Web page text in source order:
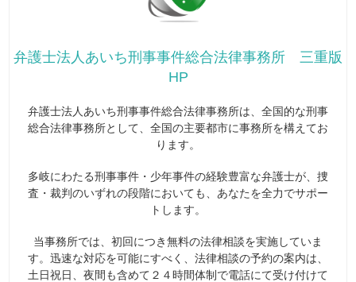
弁護士法人あいち刑事事件総合法律事務所 三重版
HP
弁護士法人あいち刑事事件総合法律事務所は、全国的な刑事
総合法律事務所として、全国の主要都市に事務所を構えてお
ります。
多岐にわたる刑事事件・少年事件の経験豊富な弁護士が、捜
査・裁判のいずれの段階においても、あなたを全力でサポー
トします。
当事務所では、初回につき無料の法律相談を実施していま
す。迅速な対応を可能にすべく、法律相談の予約の案内は、
土日祝日、夜間も含めて２４時間体制で電話にて受け付けて